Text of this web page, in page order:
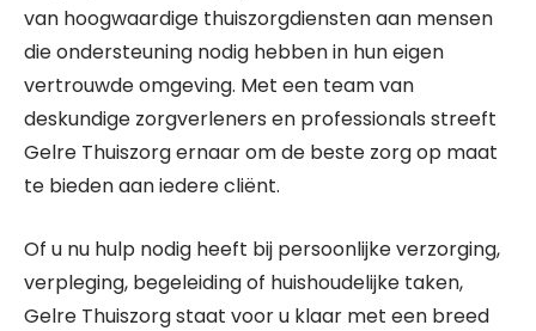
van hoogwaardige thuiszorgdiensten aan mensen
die ondersteuning nodig hebben in hun eigen
vertrouwde omgeving. Met een team van
deskundige zorgverleners en professionals streeft
Gelre Thuiszorg ernaar om de beste zorg op maat
te bieden aan iedere cliënt.
Of u nu hulp nodig heeft bij persoonlijke verzorging,
verpleging, begeleiding of huishoudelijke taken,
Gelre Thuiszorg staat voor u klaar met een breed